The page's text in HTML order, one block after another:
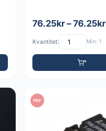
76.25kr – 76.25kr
Kvantitet: Min: 1
PDF